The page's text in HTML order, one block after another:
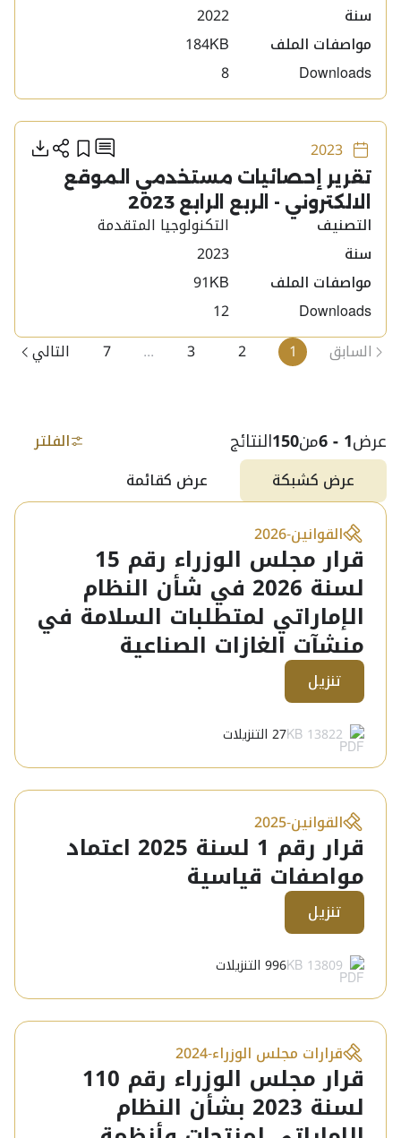
سنة
2022
مواصفات الملف
184KB
Downloads
8
2023 إضافة
أضف
تقرير إحصائيات مستخدمي الموقع
الالكتروني - الربع الرابع 2023
التصنيف
التكنولوجيا المتقدمة
سنة
2023
مواصفات الملف
91KB
Downloads
12
السابق
1
2
3
...
7 التالي
عرض1 - 6 من150النتائج
الفلتر
عرض كشبكة
عرض كقائمة
القوانين-
2026
قرار مجلس الوزراء رقم 15
لسنة 2026 في شأن النظام
الإماراتي لمتطلبات السلامة في
منشآت الغازات الصناعية
تنزيل
13822 KB
27 التنزيلات
القوانين-
2025
قرار رقم 1 لسنة 2025 اعتماد
مواصفات قياسية
تنزيل
13809 KB
996 التنزيلات
قرارات مجلس الوزراء-
2024
قرار مجلس الوزراء رقم 110
لسنة 2023 بشأن النظام